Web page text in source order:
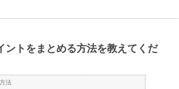
ントをまとめる方法を教えてくだ
法